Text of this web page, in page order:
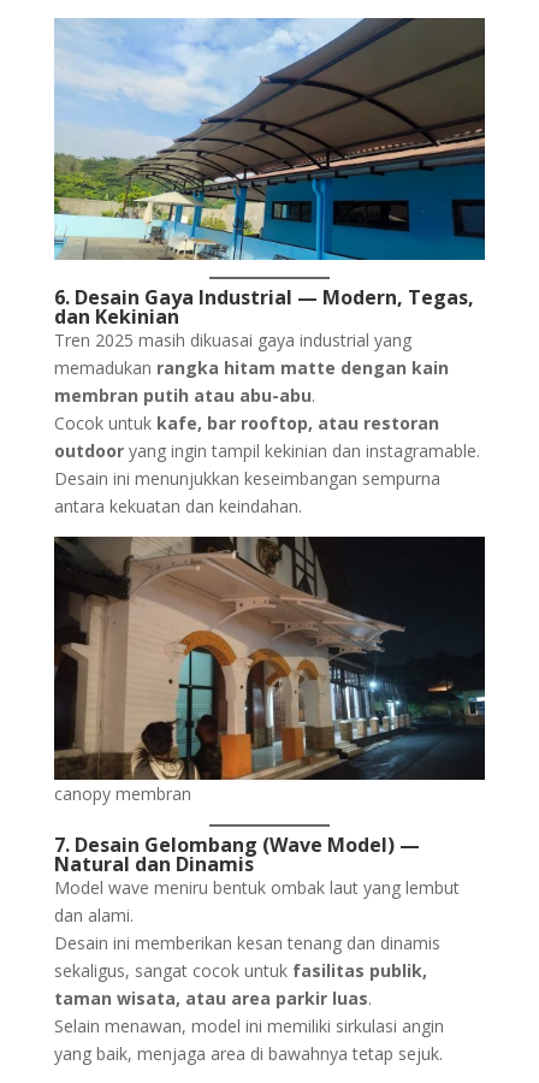
6. Desain Gaya Industrial — Modern, Tegas,
dan Kekinian
Tren 2025 masih dikuasai gaya industrial yang
memadukan rangka hitam matte dengan kain
membran putih atau abu-abu.
Cocok untuk kafe, bar rooftop, atau restoran
outdooryang ingin tampil kekinian dan instagramable.
Desain ini menunjukkan keseimbangan sempurna
antara kekuatan dan keindahan.
canopy membran
7. Desain Gelombang (Wave Model) —
Natural dan Dinamis
Model wave meniru bentuk ombak laut yang lembut
dan alami.
Desain ini memberikan kesan tenang dan dinamis
sekaligus, sangat cocok untuk fasilitas publik,
taman wisata, atau area parkir luas.
Selain menawan, model ini memiliki sirkulasi angin
yang baik, menjaga area di bawahnya tetap sejuk.